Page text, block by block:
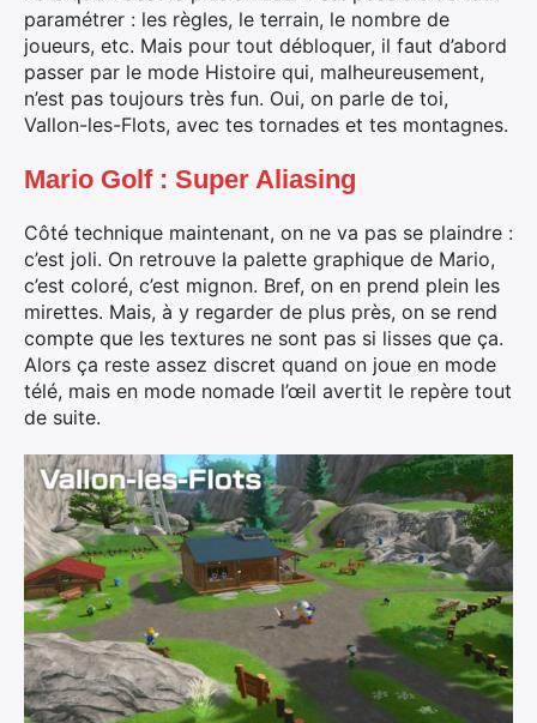
paramétrer : les règles, le terrain, le nombre de
joueurs, etc. Mais pour tout débloquer, il faut d’abord
passer par le mode Histoire qui, malheureusement,
n’est pas toujours très fun. Oui, on parle de toi,
Vallon-les-Flots, avec tes tornades et tes montagnes.
Mario Golf : Super Aliasing
Côté technique maintenant, on ne va pas se plaindre :
c’est joli. On retrouve la palette graphique de Mario,
c’est coloré, c’est mignon. Bref, on en prend plein les
mirettes. Mais, à y regarder de plus près, on se rend
compte que les textures ne sont pas si lisses que ça.
Alors ça reste assez discret quand on joue en mode
télé, mais en mode nomade l’œil avertit le repère tout
de suite.